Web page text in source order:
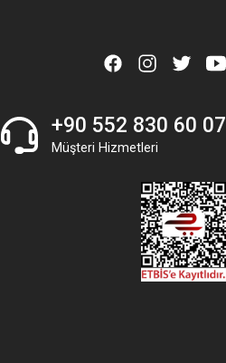
+90 552 830 60 07
Müşteri Hizmetleri